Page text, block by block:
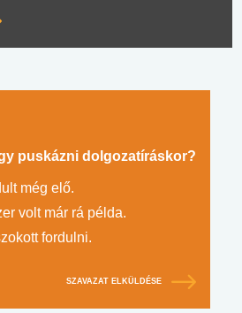
puskázni dolgozatíráskor?
még elő.
volt már rá példa.
fordulni.
SZAVAZAT ELKÜLDÉSE